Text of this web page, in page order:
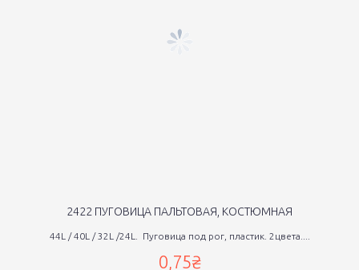
2422 ПУГОВИЦА ПАЛЬТОВАЯ, КОСТЮМНАЯ
44L / 40L / 32L /24L. Пуговица под рог, пластик. 2цвета....
0,75₴